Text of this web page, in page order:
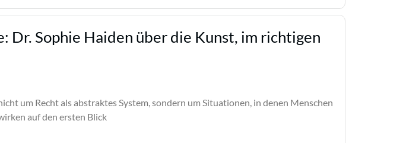
Dr. Sophie Haiden über die Kunst, im richtigen
um Recht als abstraktes System, sondern um Situationen, in denen Menschen
auf den ersten Blick